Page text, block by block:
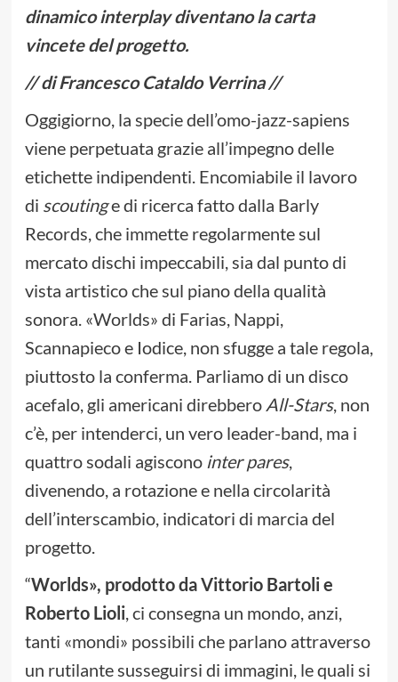
dinamico interplay diventano la carta
vincete del progetto.
// di Francesco Cataldo Verrina //
Oggigiorno, la specie dell’omo-jazz-sapiens
viene perpetuata grazie all’impegno delle
etichette indipendenti. Encomiabile il lavoro
di scoutinge di ricerca fatto dalla Barly
Records, che immette regolarmente sul
mercato dischi impeccabili, sia dal punto di
vista artistico che sul piano della qualità
sonora. «Worlds» di Farias, Nappi,
Scannapieco e Iodice, non sfugge a tale regola,
piuttosto la conferma. Parliamo di un disco
acefalo, gli americani direbberoAll-Stars, non
c’è, per intenderci, un vero leader-band, ma i
quattro sodali agiscono inter pares,
divenendo, a rotazione e nella circolarità
dell’interscambio, indicatori di marcia del
progetto.
“Worlds», prodotto da Vittorio Bartoli e
Roberto Lioli, ci consegna un mondo, anzi,
tanti «mondi» possibili che parlano attraverso
un rutilante susseguirsi di immagini, le quali si